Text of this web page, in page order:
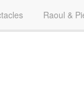
Raoul &